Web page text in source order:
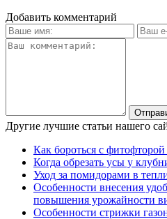
Добавить комментарий
Другие лучшие статьи нашего
Как бороться с
Когда обрезать усы у
Уход за помидорами в
Особенности внесения
повышения урожайности
Особенности стрижки